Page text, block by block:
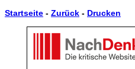
Startseite - Zurück - Drucken